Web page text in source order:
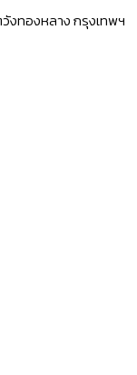
งทองหลาง กรุงเทพฯ